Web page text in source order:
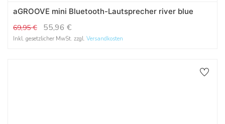
aGROOVE mini Bluetooth-Lautsprecher river blue
69,95€ 55,96 €
Inkl. gesetzlicher MwSt. zzgl. Versandkosten